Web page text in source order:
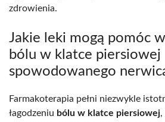
zdrowienia.
Jakie leki mogą pomóc
bólu w klatce piersiowej
spowodowanego
Farmakoterapia pełni niezwykle
łagodzeniu bólu w klatce piersiowej,